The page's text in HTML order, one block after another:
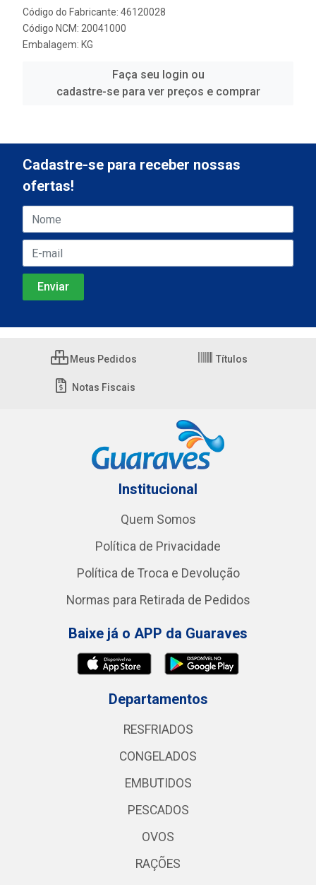
Código do Fabricante: 46120028
Código NCM: 20041000
Embalagem: KG
Faça seu login ou
cadastre-se para ver preços e comprar
Cadastre-se para receber nossas
ofertas!
Meus Pedidos Títulos
Notas Fiscais
Institucional
Quem Somos
Política de Privacidade
Política de Troca e Devolução
Normas para Retirada de Pedidos
Baixe já o APP da Guaraves
Departamentos
RESFRIADOS
CONGELADOS
EMBUTIDOS
PESCADOS
OVOS
RAÇÕES